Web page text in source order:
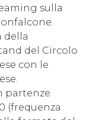
sulla
della
del Circolo
con le
partenze
(frequenza